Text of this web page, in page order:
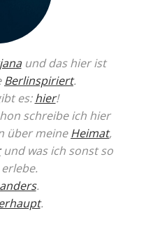
und das hier ist
Berlinspiriert.
es:hier!
schreibe ich hier
über meineHeimat,
und was ich sonst so
erlebe.
.
.